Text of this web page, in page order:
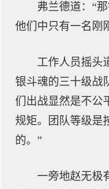
弗兰德道：“
他们中只有一名刚
工作人员摇头
银斗魂的三十级战
们出战显然是不公
规矩。团队等级是
的。”
一旁地赵无极